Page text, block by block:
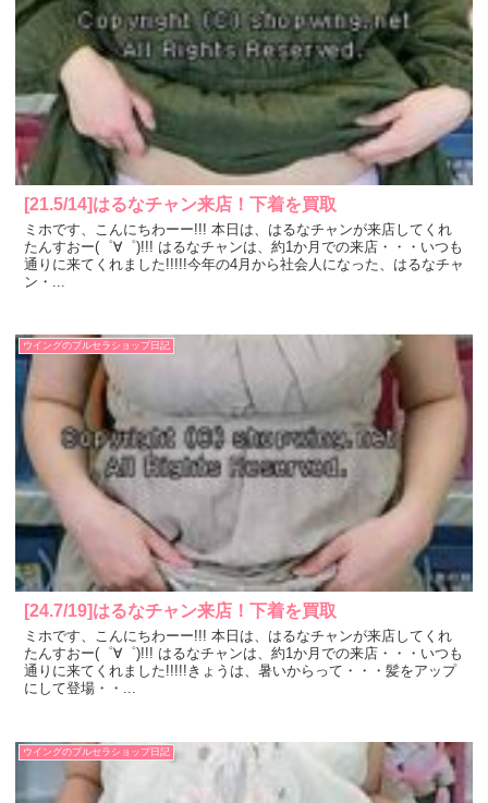
[21.5/14]はるなチャン来店！下着を買取
ミホです、こんにちわーー!!! 本日は、はるなチャンが来店してくれ
たんすおー(゜∀゜)!!! はるなチャンは、約1か月での来店・・・いつも
通りに来てくれました!!!!!今年の4月から社会人になった、はるなチャ
ン・...
ウイングのブルセラショップ日記
[24.7/19]はるなチャン来店！下着を買取
ミホです、こんにちわーー!!! 本日は、はるなチャンが来店してくれ
たんすおー(゜∀゜)!!! はるなチャンは、約1か月での来店・・・いつも
通りに来てくれました!!!!!きょうは、暑いからって・・・髪をアップ
にして登場・・...
ウイングのブルセラショップ日記